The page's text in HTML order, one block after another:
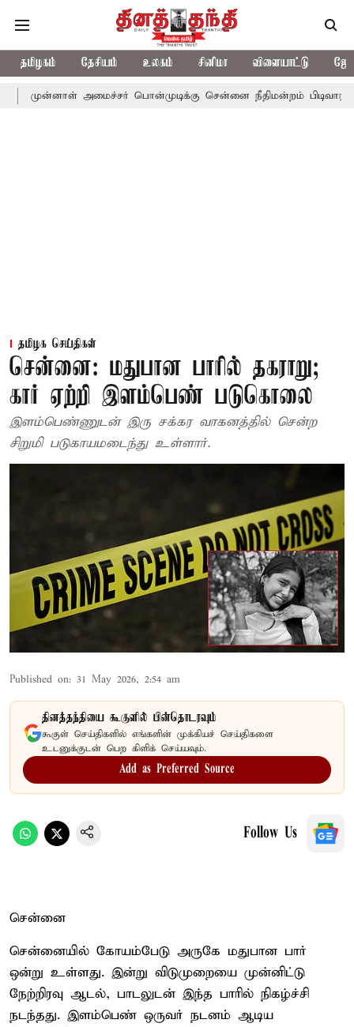
தமிழகம் தேசியம் உலகம் சினிமா விளையாட்டு
அமைச்சர் பொன்முடிக்கு சென்னை நீதிமன்றம் பிடிவாராண்ட்
தமிழக செய்திகள்
சென்னை: மதுபான பாரில் தகராறு;
கார் ஏற்றி இளம்பெண் படுகொலை
இளம்பெண்ணுடன் இரு சக்கர வாகனத்தில் சென்ற
சிறுமி படுகாயமடைந்து உள்ளார்.
Published on: 31 May 2026, 2:54 am
தினத்தந்தியை கூகுளில் பின்தொடரவும்
கூகுள் செய்திகளில் எங்களின் முக்கியச் செய்திகளை
உடனுக்குடன் பெற கிளிக் செய்யவும்.
Add as Preferred Source
Follow Us
சென்னை
சென்னையில் கோயம்பேடு அருகே மதுபான பார்
ஒன்று உள்ளது. இன்று விடுமுறையை முன்னிட்டு
நேற்றிரவு ஆடல், பாடலுடன் இந்த பாரில் நிகழ்ச்சி
நடந்தது. இளம்பெண் ஒருவர் நடனம் ஆடிய